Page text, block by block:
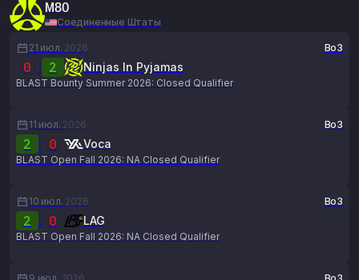
M80
Соединенные Штаты
21 июл. 2026 Bo3
0 : 2 Ninjas In Pyjamas
BLAST Bounty Summer 2026: Closed Qualifier
11 июл. 2026 Bo3
2 : 0 Voca
BLAST Open Fall 2026: NA Closed Qualifier
10 июл. 2026 Bo3
2 : 0 LAG
BLAST Open Fall 2026: NA Closed Qualifier